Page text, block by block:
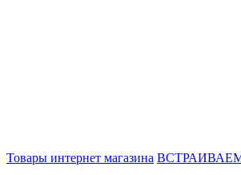
Товары интернет магазина